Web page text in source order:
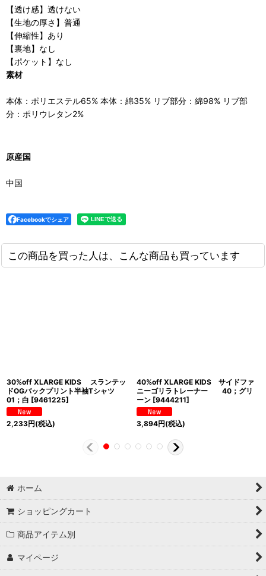
【透け感】透けない
【生地の厚さ】普通
【伸縮性】あり
【裏地】なし
【ポケット】なし
素材
本体：ポリエステル65% 本体：綿35% リブ部分：綿98% リブ部
分：ポリウレタン2%
原産国
中国
Facebookでシェア
この商品を買った人は、こんな商品も買っています
30%off XLARGE KIDS スランテッ
ドOGバックプリント半袖Tシャツ
01；白 [9461225]
2,233円(税込)
40%off XLARGE KIDS サイドファ
ニーゴリラトレーナー 40；グリ
ーン [9444211]
3,894円(税込)
ホーム
ショッピングカート
商品アイテム別
マイページ